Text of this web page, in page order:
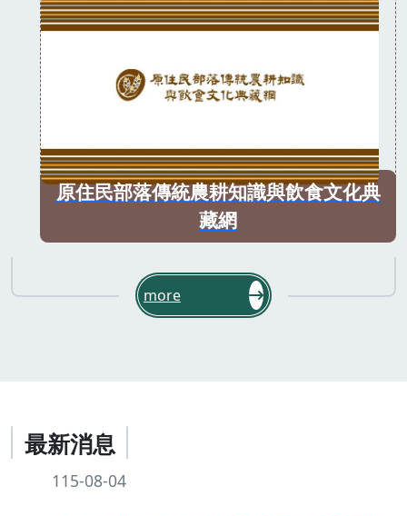
原住民部落傳統農耕知識與飲食文化典
藏網
more
最新消息
115-08-04